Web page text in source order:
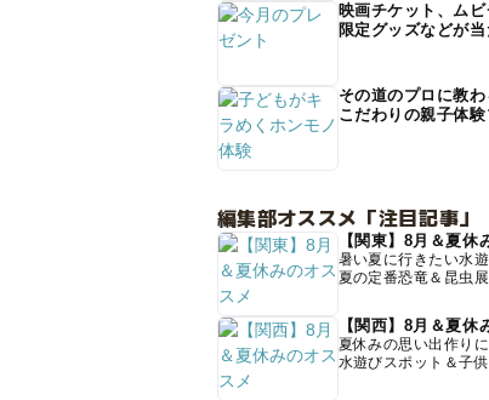
映画チケット、ムビ
限定グッズなどが当
その道のプロに教わ
こだわりの親子体験
編集部オススメ「注目記事」
【関東】8月＆夏休
暑い夏に行きたい水
夏の定番恐竜＆昆虫展
【関西】8月＆夏休
夏休みの思い出作り
水遊びスポット＆子